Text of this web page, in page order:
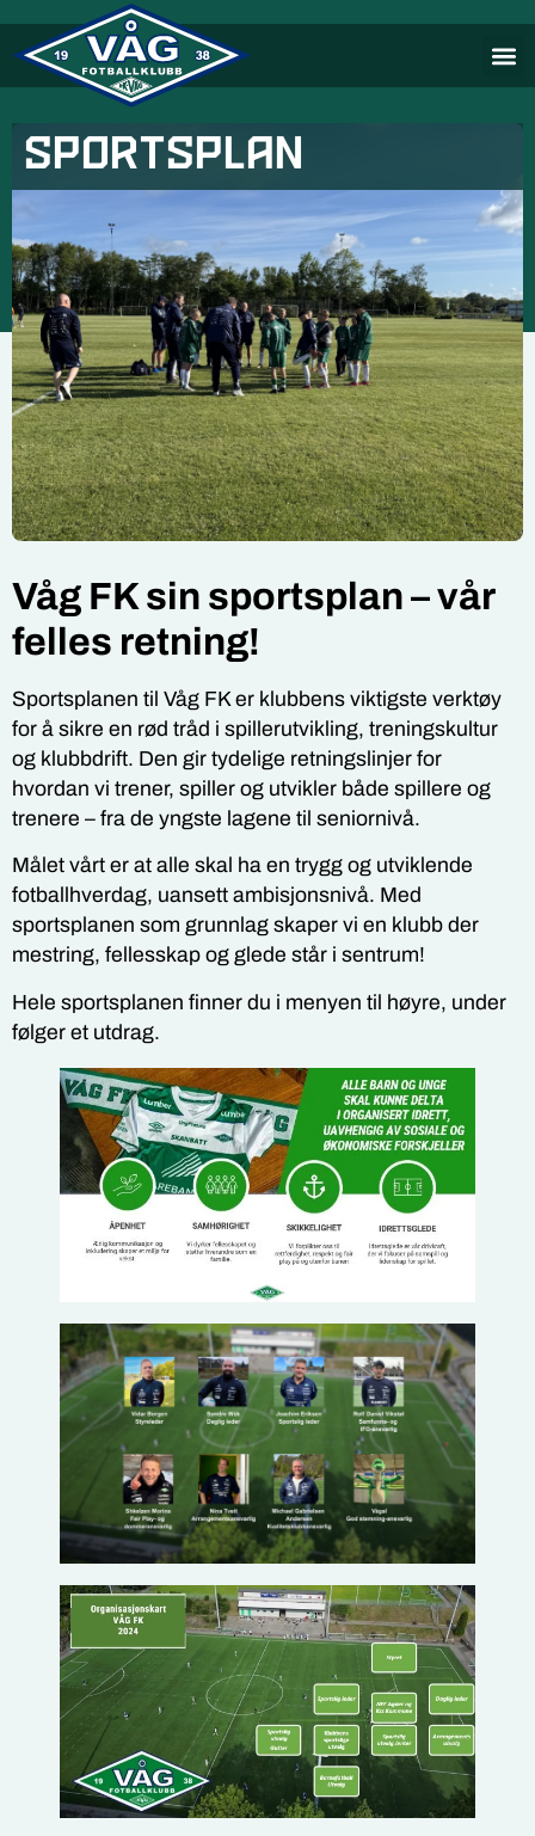
Sportsplan
Våg FK sin sportsplan – vår
felles retning!
Sportsplanen til Våg FK er klubbens viktigste verktøy
for å sikre en rød tråd i spillerutvikling, treningskultur
og klubbdrift. Den gir tydelige retningslinjer for
hvordan vi trener, spiller og utvikler både spillere og
trenere – fra de yngste lagene til seniornivå.
Målet vårt er at alle skal ha en trygg og utviklende
fotballhverdag, uansett ambisjonsnivå. Med
sportsplanen som grunnlag skaper vi en klubb der
mestring, fellesskap og glede står i sentrum!
Hele sportsplanen finner du i menyen til høyre, under
følger et utdrag.